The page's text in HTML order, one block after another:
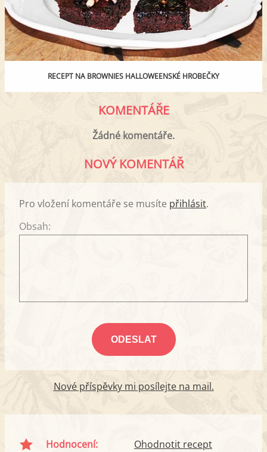
RECEPT NA BROWNIES HALLOWEENSKÉ HROBEČKY
KOMENTÁŘE
Žádné komentáře.
NOVÝ KOMENTÁŘ
Pro vložení komentáře se musíte přihlásit.
Obsah:
Nové příspěvky mi posílejte na mail.
Hodnocení: Ohodnotit recept